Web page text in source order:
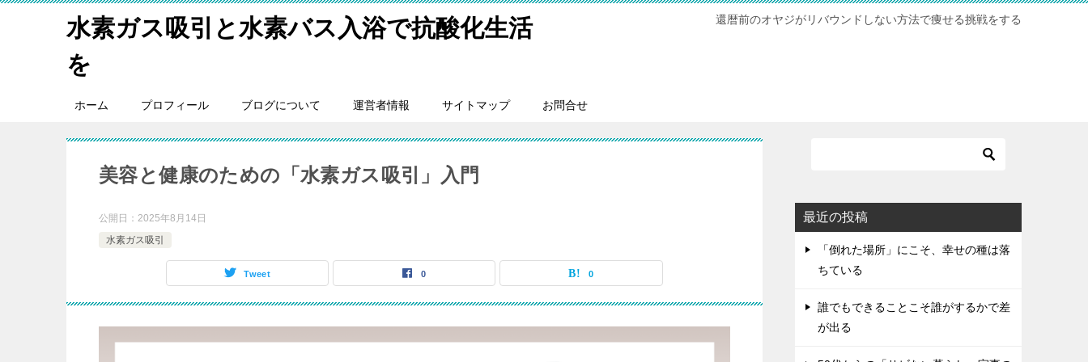
水素ガス吸引と水素バス入浴で抗酸化生活
を
還暦前のオヤジがリバウンドしない方法で痩せる挑戦をする
ホーム プロフィール ブログについて 運営者情報 サイトマップ お問合せ
美容と健康のための「水素ガス吸引」入門
公開日： 2025年8月14日
水素ガス吸引
Tweet 0 0
最近の投稿
「倒れた場所」にこそ、幸せの種は落
ちている
誰でもできることこそ誰がするかで差
が出る